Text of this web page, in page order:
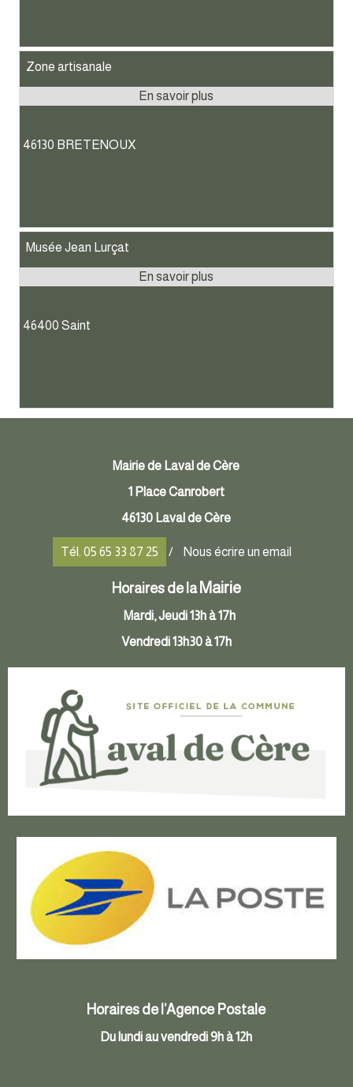
Zone artisanale
46130 BRETENOUX
Musée Jean Lurçat
46400 Saint
Mairie de Laval de Cère
1 Place Canrobert
46130 Laval de Cère
Tél. 05 65 33 87 25 / Nous écrire un email
Horaires de laMairie
Mardi, Jeudi 13h à 17h
Vendredi 13h30 à 17h
Horaires de l’Agence Postale
Du lundi au vendredi 9h à 12h